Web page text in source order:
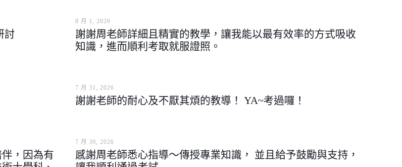
討
8 月 1, 2026
謝謝周老師詳細且精實的教學，讓我能以最有效率的方式吸收
知識，進而順利考取就服證照。
7 月 31, 2026
謝謝老師的耐心及不厭其煩的教導！ YA~考過囉！
，因為有
7 月 30, 2026
感謝周老師悉心指導～傳授專業知識， 並且給予鼓勵與支持，